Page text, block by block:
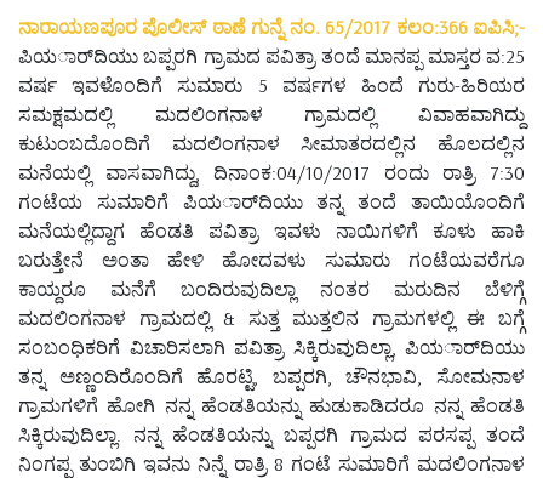
ನಾರಾಯಣಪೂರ ಪೊಲೀಸ್ ಠಾಣೆ ಗುನ್ನೆ ನಂ. 65/2017 ಕಲಂ:366 ಐಪಿಸಿ;-
ಪಿಯರ್ಾದಿಯು ಬಪ್ಪರಗಿ ಗ್ರಾಮದ ಪವಿತ್ರಾ ತಂದೆ ಮಾನಪ್ಪ ಮಾಸ್ತರ ವ:25
ವರ್ಷ ಇವಳೊಂದಿಗೆ ಸುಮಾರು 5 ವರ್ಷಗಳ ಹಿಂದೆ ಗುರು-ಹಿರಿಯರ
ಸಮಕ್ಷಮದಲ್ಲಿ ಮದಲಿಂಗನಾಳ ಗ್ರಾಮದಲ್ಲಿ ವಿವಾಹವಾಗಿದ್ದು
ಕುಟುಂಬದೊಂದಿಗೆ ಮದಲಿಂಗನಾಳ ಸೀಮಾತರದಲ್ಲಿನ ಹೊಲದಲ್ಲಿನ
ಮನೆಯಲ್ಲಿ ವಾಸವಾಗಿದ್ದು, ದಿನಾಂಕ:04/10/2017 ರಂದು ರಾತ್ರಿ 7:30
ಗಂಟೆಯ ಸುಮಾರಿಗೆ ಪಿಯರ್ಾದಿಯು ತನ್ನ ತಂದೆ ತಾಯಿಯೊಂದಿಗೆ
ಮನೆಯಲ್ಲಿದ್ದಾಗ ಹೆಂಡತಿ ಪವಿತ್ರಾ ಇವಳು ನಾಯಿಗಳಿಗೆ ಕೂಳು ಹಾಕಿ
ಬರುತ್ತೇನೆ ಅಂತಾ ಹೇಳಿ ಹೋದವಳು ಸುಮಾರು ಗಂಟೆಯವರೆಗೂ
ಕಾಯ್ದರೂ ಮನೆಗೆ ಬಂದಿರುವುದಿಲ್ಲಾ ನಂತರ ಮರುದಿನ ಬೆಳಿಗ್ಗೆ
ಮದಲಿಂಗನಾಳ ಗ್ರಾಮದಲ್ಲಿ & ಸುತ್ತ ಮುತ್ತಲಿನ ಗ್ರಾಮಗಳಲ್ಲಿ ಈ ಬಗ್ಗೆ
ಸಂಬಂಧಿಕರಿಗೆ ವಿಚಾರಿಸಲಾಗಿ ಪವಿತ್ರಾ ಸಿಕ್ಕಿರುವುದಿಲ್ಲಾ, ಪಿಯರ್ಾದಿಯು
ತನ್ನ ಅಣ್ಣಂದಿರೊಂದಿಗೆ ಹೊರಟ್ಟಿ, ಬಪ್ಪರಗಿ, ಚೌನಭಾವಿ, ಸೋಮನಾಳ
ಗ್ರಾಮಗಳಿಗೆ ಹೋಗಿ ನನ್ನ ಹೆಂಡತಿಯನ್ನು ಹುಡುಕಾಡಿದರೂ ನನ್ನ ಹೆಂಡತಿ
ಸಿಕ್ಕಿರುವುದಿಲ್ಲಾ. ನನ್ನ ಹೆಂಡತಿಯನ್ನು ಬಪ್ಪರಗಿ ಗ್ರಾಮದ ಪರಸಪ್ಪ ತಂದೆ
ನಿಂಗಪ್ಪ ತುಂಬಿಗಿ ಇವನು ನಿನ್ನೆ ರಾತ್ರಿ 8 ಗಂಟೆ ಸುಮಾರಿಗೆ ಮದಲಿಂಗನಾಳ